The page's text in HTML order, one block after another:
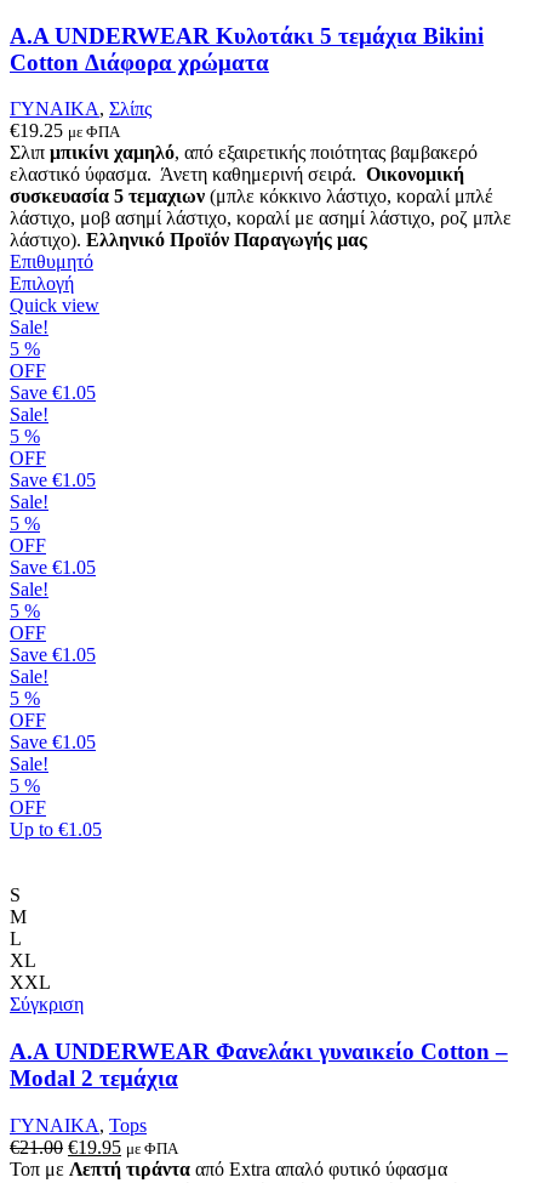
επιλεγούν
στη
σελίδα
προϊόντος
A.A UNDERWEAR Κυλοτάκι 5 τεμάχια Bikini
Cotton Διάφορα χρώματα
ΓΥΝΑΙΚΑ, Σλίπς
€19.25 με ΦΠΑ
Σλιπ μπικίνι χαμηλό, από εξαιρετικής ποιότητας βαμβακερό
ελαστικό ύφασμα. Άνετη καθημερινή σειρά. Οικονομική
συσκευασία 5 τεμαχιων (μπλε κόκκινο λάστιχο, κοραλί μπλέ
λάστιχο, μοβ ασημί λάστιχο, κοραλί με ασημί λάστιχο, ροζ μπλε
λάστιχο). Ελληνικό Προϊόν Παραγωγής μας
Επιθυμητό
ΕπιλογήΑυτό
το
παραλλαγές.
να
του
Quick view
Sale!
5 %
OFF
Save €1.05
Sale!
5 %
OFF
Save €1.05
Sale!
5 %
OFF
Save €1.05
Sale!
5 %
OFF
Save €1.05
Sale!
5 %
OFF
Save €1.05
Sale!
5 %
OFF
Up to €1.05
S
M
L
XL
XXL
Σύγκριση
Α.A UNDERWEAR Φανελάκι γυναικείο Cotton –
Modal 2 τεμάχια
ΓΥΝΑΙΚΑ, Tops
€21.00 Original
price
€19.95Η
τρέχουσα
με ΦΠΑ
Τοπ με Λεπτή τιράντα από Extra απαλό φυτικό ύφασμα